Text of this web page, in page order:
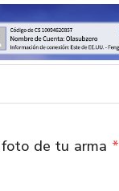
de tu arma *